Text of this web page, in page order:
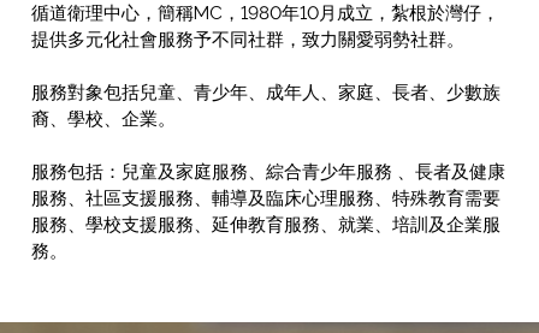
循道衛理中心，簡稱MC，1980年10月成立，紮根於灣仔，
提供多元化社會服務予不同社群，致力關愛弱勢社群。
服務對象包括兒童、青少年、成年人、家庭、長者、少數族
裔、學校、企業。
服務包括：兒童及家庭服務、綜合青少年服務 、長者及健康
服務、社區支援服務、輔導及臨床心理服務、特殊教育需要
服務、學校支援服務、延伸教育服務、就業、培訓及企業服
務。